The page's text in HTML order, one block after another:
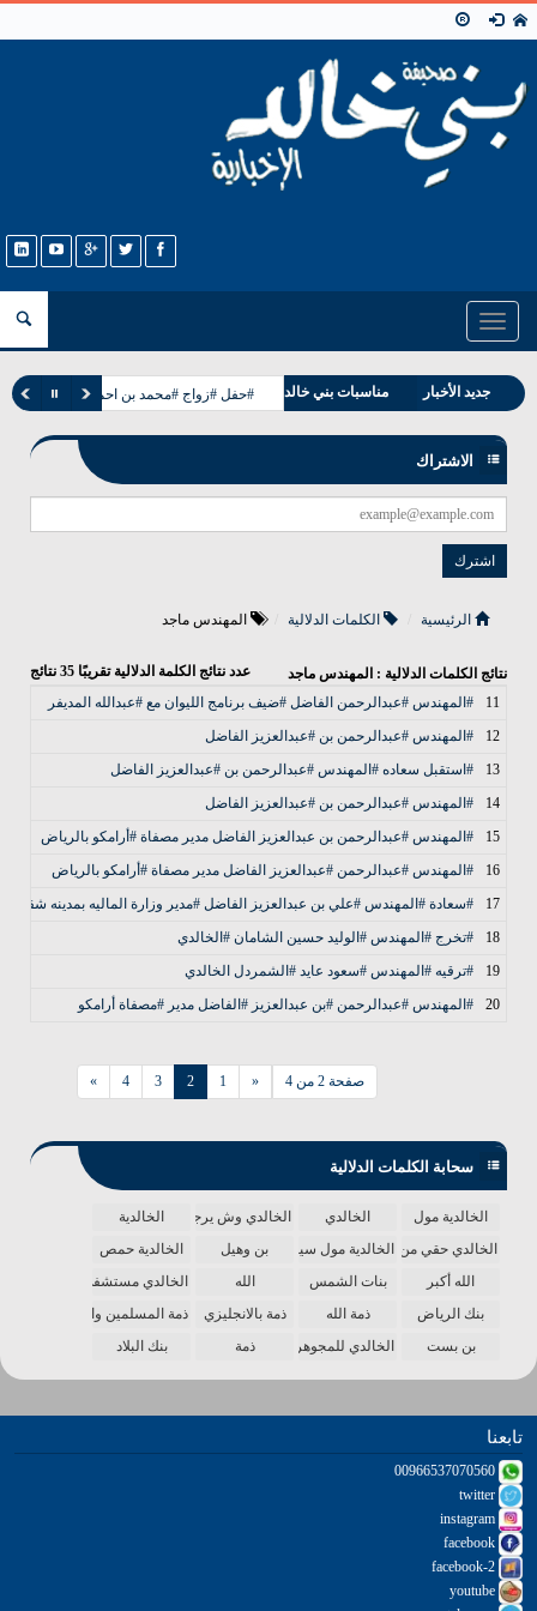
Toggle
navigation
جديد الأخبار مناسبات بني خالد #حفل #زواج #محمد بن احمد بن عيسى
الاشتراك
الرئيسية الكلمات الدلالية المهندس ماجد
نتائج الكلمات الدلالية : المهندس ماجد عدد نتائج الكلمة الدلالية تقريبًا 35 نتائج
11
#المهندس #عبدالرحمن الفاضل #ضيف برنامج الليوان مع #عبدالله المديفر
12
#المهندس #عبدالرحمن بن #عبدالعزيز الفاضل
13
#استقبل سعاده #المهندس #عبدالرحمن بن #عبدالعزيز الفاضل
14
#المهندس #عبدالرحمن بن #عبدالعزيز الفاضل
15
#المهندس #عبدالرحمن بن عبدالعزيز الفاضل مدير مصفاة #أرامكو بالرياض
16
#المهندس #عبدالرحمن #عبدالعزيز الفاضل مدير مصفاة #أرامكو بالرياض
17
#سعادة #المهندس #علي بن عبدالعزيز الفاضل #مدير وزارة الماليه بمدينه شقراء
18
#تخرج #المهندس #الوليد حسين الشامان #الخالدي
19
#ترقيه #المهندس #سعود عايد #الشمردل الخالدي
20
#المهندس #عبدالرحمن #بن عبدالعزيز #الفاضل مدير #مصفاة أرامكو
صفحة 2 من 4 «
1
2
3
4
»
سحابة الكلمات الدلالية
الخالدية مول الخالدي الخالدي وش يرجع
الخالدية
الخالدي حقي من الدنياالخالدية مول سينما بن وهيل
الخالدية حمص
الله أكبر
بنات الشمس الله
الخالدي مستشفى
بنك الرياض
ذمة الله ذمة بالانجليزي
ذمة المسلمين واحدة
بن بست
الخالدي للمجوهرات ذمة بنك البلاد
تابعنا